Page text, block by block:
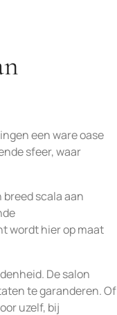
een ware oase
sfeer, waar
scala aan
wordt hier op maat
De salon
te garanderen. Of
uzelf, bij